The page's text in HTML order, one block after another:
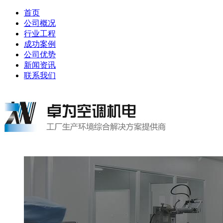
首页
公司概况
行业工程
成功案例
公司优势
新闻资讯
联系我们